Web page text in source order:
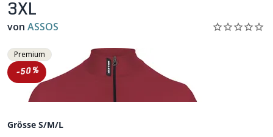
3XL
von ASSOS
Premium
-50%
Grösse S/M/L